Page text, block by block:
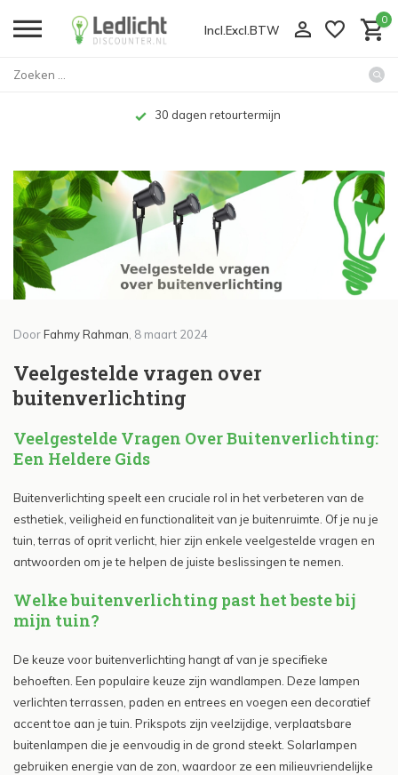
Incl. Excl. BTW
0
30 dagen retourtermijn
DoorFahmy Rahman , 8 maart 2024
Veelgestelde vragen over
buitenverlichting
Veelgestelde Vragen Over Buitenverlichting:
Een Heldere Gids
Buitenverlichting speelt een cruciale rol in het verbeteren van de
esthetiek, veiligheid en functionaliteit van je buitenruimte. Of je nu je
tuin, terras of oprit verlicht, hier zijn enkele veelgestelde vragen en
antwoorden om je te helpen de juiste beslissingen te nemen.
Welke buitenverlichting past het beste bij
mijn tuin?
De keuze voor buitenverlichting hangt af van je specifieke
behoeften. Een populaire keuze zijn wandlampen. Deze lampen
verlichten terrassen, paden en entrees en voegen een decoratief
accent toe aan je tuin. Prikspots zijn veelzijdige, verplaatsbare
buitenlampen die je eenvoudig in de grond steekt. Solarlampen
gebruiken energie van de zon, waardoor ze een milieuvriendelijke